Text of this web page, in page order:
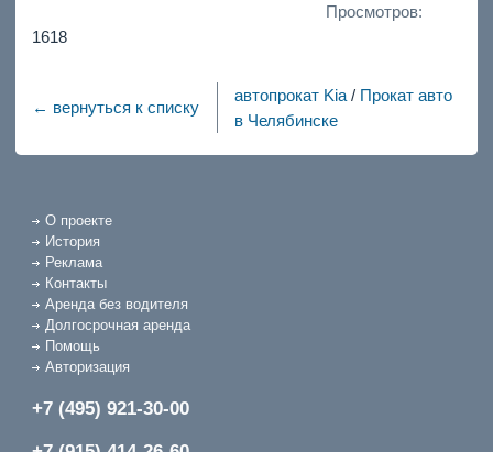
Просмотров:
1618
← вернуться к списку
автопрокат Kia / Прокат авто
в Челябинске
О проекте
История
Реклама
Контакты
Аренда без водителя
Долгосрочная аренда
Помощь
Авторизация
+7 (495) 921-30-00